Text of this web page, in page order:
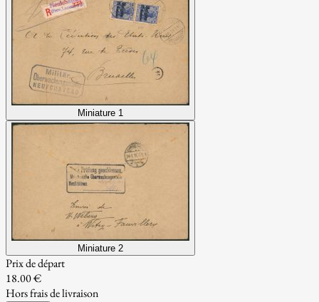
Miniature 1
Miniature 2
Prix de départ
18.00 €
Hors frais de livraison